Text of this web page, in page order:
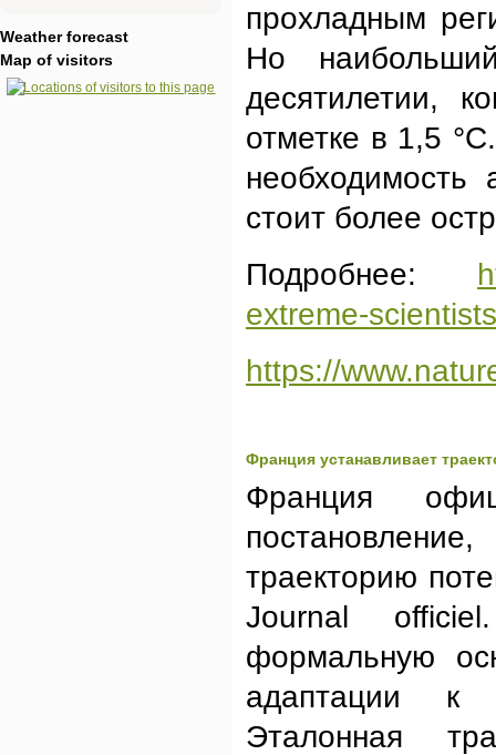
прохладным
Но
десятилетии,
отметке в 1,5
необходимость
стоит более
Подробнее:
extreme-
https://
Франция устанавливает
Франция
траекторию
Journal
формальную
адаптации к
Эталонная
Weather forecast
Map of visitors